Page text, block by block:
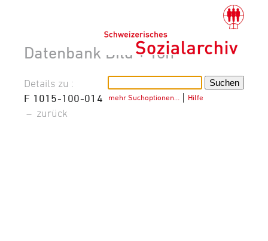
Datenbank Bild + Ton
mehr Suchoptionen… Hilfe
Details zu :
F 1015-100-014
– zurück